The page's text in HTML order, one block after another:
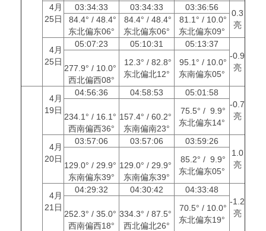
4月
25日
03:34:33 03:34:33 03:36:56
0.3
亮
84.4° / 48.4°
东北偏东06°
84.4° / 48.4°
东北偏东06°
81.1° / 10.0°
东北偏东09°
4月
25日
05:07:23 05:10:31
05:13:37
-0.9
亮
277.9° / 10.0°
西北偏西08°
12.3° / 82.8°
东北偏北12°
95.1° / 10.0°
东南偏东05°
4月
19日
04:56:36 04:58:53
05:01:58
-0.7
亮
234.1° / 16.1°
西南偏西36°
157.4° / 60.2°
东南偏南23°
75.5° / 9.9°
东北偏东14°
4月
20日
03:57:06 03:57:06
03:59:26
1.0
亮
129.0° / 29.9°
东南偏东39°
129.0° / 29.9°
东南偏东39°
85.2° / 9.9°
东北偏东05°
4月
21日
04:29:32 04:30:42
04:33:48
-1.2
亮
252.3° / 35.0°
西南偏西18°
334.3° / 87.5°
西北偏北26°
70.5° / 10.0°
东北偏东19°